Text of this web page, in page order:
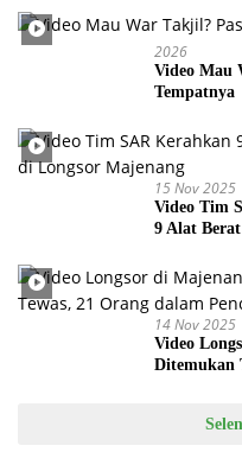
2026
Video Mau
Tempatnya
15 Nov 2025
Video Tim
9 Alat
14 Nov 2025
Video
Ditemukan